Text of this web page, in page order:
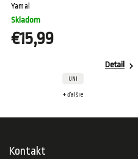
Yamal
Skladom
€15,99
Detail
UNI
+ ďalšie
Kontakt